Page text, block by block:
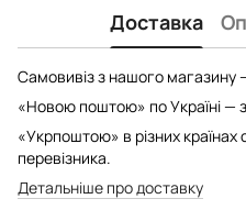
Доставка
Самовивіз з нашого магазину
«Новою поштою» по Україні —
«Укрпоштою» в різних країнах
перевізника.
Детальніше про доставку